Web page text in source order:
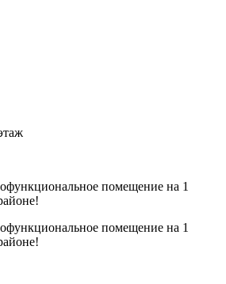
помещение на 1
помещение на 1